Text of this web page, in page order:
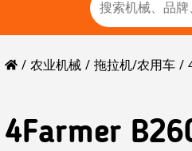
农业机械 拖拉机/农用车
4Farmer